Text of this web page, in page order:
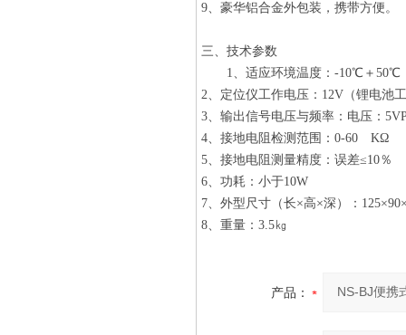
9、豪华铝合金外包装，携带方便。
三、技术参数
1、适应环境温度：-10℃＋50℃
2、定位仪工作电压：12V（锂电池
3、输出信号电压与频率：电压：
4、接地电阻检测范围：0-60 KΩ
5、接地电阻测量精度：误差≤10％
6、功耗：小于10W
7、外型尺寸（长×高×深）：
8、重量：3.5㎏
产品：